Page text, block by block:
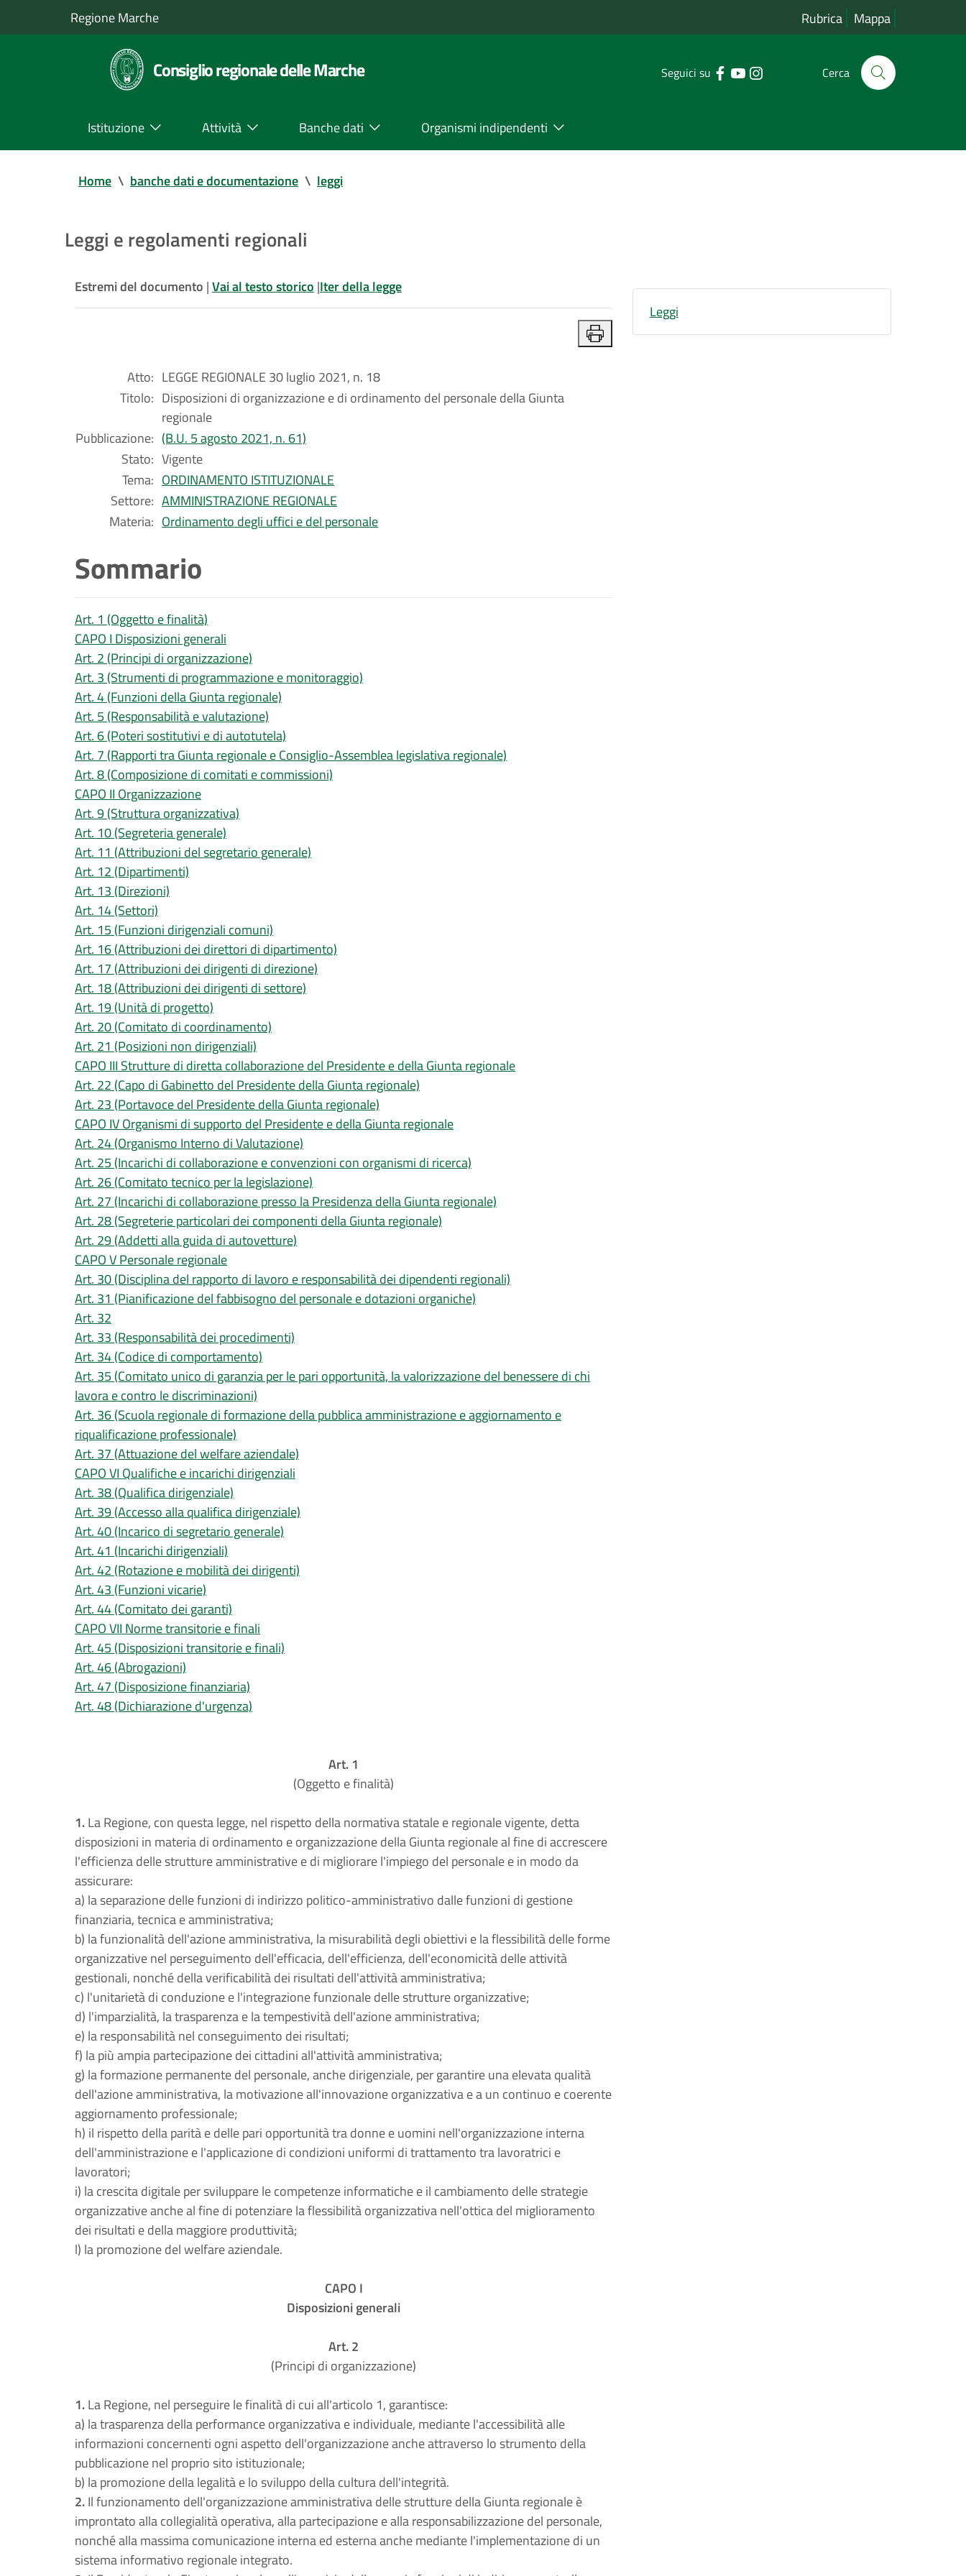
Regione Marche Rubrica Mappa
Consiglio regionale delle Marche Seguici su Cerca
Istituzione Attività Banche dati Organismi indipendenti
Home \ banche dati e documentazione \ leggi
Leggi e regolamenti regionali
Estremi del documento |Vai al testo storico |Iter della legge
Atto: LEGGE REGIONALE 30 luglio 2021, n. 18
Titolo: Disposizioni di organizzazione e di ordinamento del personale della Giunta
regionale
Pubblicazione: (B.U. 5 agosto 2021, n. 61)
Stato: Vigente
Tema: ORDINAMENTO ISTITUZIONALE
Settore: AMMINISTRAZIONE REGIONALE
Materia: Ordinamento degli uffici e del personale
Sommario
Art. 1 (Oggetto e finalità)
CAPO I Disposizioni generali
Art. 2 (Principi di organizzazione)
Art. 3 (Strumenti di programmazione e monitoraggio)
Art. 4 (Funzioni della Giunta regionale)
Art. 5 (Responsabilità e valutazione)
Art. 6 (Poteri sostitutivi e di autotutela)
Art. 7 (Rapporti tra Giunta regionale e Consiglio-Assemblea legislativa regionale)
Art. 8 (Composizione di comitati e commissioni)
CAPO II Organizzazione
Art. 9 (Struttura organizzativa)
Art. 10 (Segreteria generale)
Art. 11 (Attribuzioni del segretario generale)
Art. 12 (Dipartimenti)
Art. 13 (Direzioni)
Art. 14 (Settori)
Art. 15 (Funzioni dirigenziali comuni)
Art. 16 (Attribuzioni dei direttori di dipartimento)
Art. 17 (Attribuzioni dei dirigenti di direzione)
Art. 18 (Attribuzioni dei dirigenti di settore)
Art. 19 (Unità di progetto)
Art. 20 (Comitato di coordinamento)
Art. 21 (Posizioni non dirigenziali)
CAPO III Strutture di diretta collaborazione del Presidente e della Giunta regionale
Art. 22 (Capo di Gabinetto del Presidente della Giunta regionale)
Art. 23 (Portavoce del Presidente della Giunta regionale)
CAPO IV Organismi di supporto del Presidente e della Giunta regionale
Art. 24 (Organismo Interno di Valutazione)
Art. 25 (Incarichi di collaborazione e convenzioni con organismi di ricerca)
Art. 26 (Comitato tecnico per la legislazione)
Art. 27 (Incarichi di collaborazione presso la Presidenza della Giunta regionale)
Art. 28 (Segreterie particolari dei componenti della Giunta regionale)
Art. 29 (Addetti alla guida di autovetture)
CAPO V Personale regionale
Art. 30 (Disciplina del rapporto di lavoro e responsabilità dei dipendenti regionali)
Art. 31 (Pianificazione del fabbisogno del personale e dotazioni organiche)
Art. 32
Art. 33 (Responsabilità dei procedimenti)
Art. 34 (Codice di comportamento)
Art. 35 (Comitato unico di garanzia per le pari opportunità, la valorizzazione del benessere di chi
lavora e contro le discriminazioni)
Art. 36 (Scuola regionale di formazione della pubblica amministrazione e aggiornamento e
riqualificazione professionale)
Art. 37 (Attuazione del welfare aziendale)
CAPO VI Qualifiche e incarichi dirigenziali
Art. 38 (Qualifica dirigenziale)
Art. 39 (Accesso alla qualifica dirigenziale)
Art. 40 (Incarico di segretario generale)
Art. 41 (Incarichi dirigenziali)
Art. 42 (Rotazione e mobilità dei dirigenti)
Art. 43 (Funzioni vicarie)
Art. 44 (Comitato dei garanti)
CAPO VII Norme transitorie e finali
Art. 45 (Disposizioni transitorie e finali)
Art. 46 (Abrogazioni)
Art. 47 (Disposizione finanziaria)
Art. 48 (Dichiarazione d'urgenza)
Art. 1
(Oggetto e finalità)
1.La Regione, con questa legge, nel rispetto della normativa statale e regionale vigente, detta
disposizioni in materia di ordinamento e organizzazione della Giunta regionale al fine di accrescere
l'efficienza delle strutture amministrative e di migliorare l'impiego del personale e in modo da
assicurare:
a) la separazione delle funzioni di indirizzo politico-amministrativo dalle funzioni di gestione
finanziaria, tecnica e amministrativa;
b) la funzionalità dell'azione amministrativa, la misurabilità degli obiettivi e la flessibilità delle forme
organizzative nel perseguimento dell'efficacia, dell'efficienza, dell'economicità delle attività
gestionali, nonché della verificabilità dei risultati dell'attività amministrativa;
c) l'unitarietà di conduzione e l'integrazione funzionale delle strutture organizzative;
d) l'imparzialità, la trasparenza e la tempestività dell'azione amministrativa;
e) la responsabilità nel conseguimento dei risultati;
f) la più ampia partecipazione dei cittadini all'attività amministrativa;
g) la formazione permanente del personale, anche dirigenziale, per garantire una elevata qualità
dell'azione amministrativa, la motivazione all'innovazione organizzativa e a un continuo e coerente
aggiornamento professionale;
h) il rispetto della parità e delle pari opportunità tra donne e uomini nell'organizzazione interna
dell'amministrazione e l'applicazione di condizioni uniformi di trattamento tra lavoratrici e
lavoratori;
i) la crescita digitale per sviluppare le competenze informatiche e il cambiamento delle strategie
organizzative anche al fine di potenziare la flessibilità organizzativa nell'ottica del miglioramento
dei risultati e della maggiore produttività;
l) la promozione del welfare aziendale.
CAPO I
Disposizioni generali
Art. 2
(Principi di organizzazione)
1.La Regione, nel perseguire le finalità di cui all'articolo 1, garantisce:
a) la trasparenza della performance organizzativa e individuale, mediante l'accessibilità alle
informazioni concernenti ogni aspetto dell'organizzazione anche attraverso lo strumento della
pubblicazione nel proprio sito istituzionale;
b) la promozione della legalità e lo sviluppo della cultura dell'integrità.
2.Il funzionamento dell'organizzazione amministrativa delle strutture della Giunta regionale è
improntato alla collegialità operativa, alla partecipazione e alla responsabilizzazione del personale,
nonché alla massima comunicazione interna ed esterna anche mediante l'implementazione di un
sistema informativo regionale integrato.
Leggi